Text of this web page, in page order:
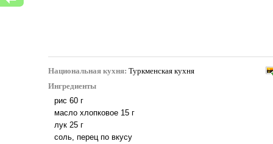
Национальная кухня: Туркменская кухня
Ингредиенты
рис 60 г
масло хлопковое 15 г
лук 25 г
соль, перец по вкусу